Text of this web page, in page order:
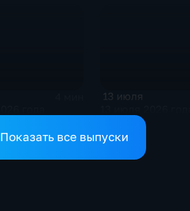
13 июля
Показать все выпуски